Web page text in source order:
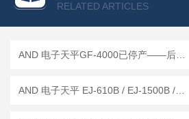
RELATED ARTICLES